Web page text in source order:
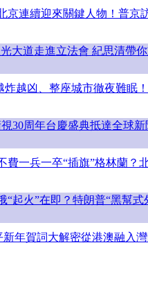
京連續迎來關鍵人物！普京
大道走進立法會 紀思清帶
炸越凶、整座城市徹夜難眠
視30周年台慶盛典抵達全球
費一兵一卒“插旗”格林蘭？
“起火”在即？特朗普“黑幫
新年賀詞大解密從港澳融入